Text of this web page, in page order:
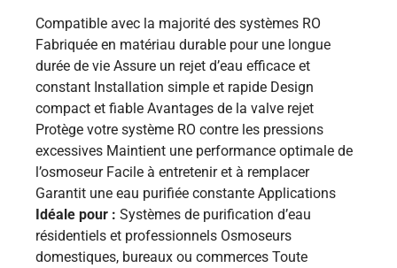
Compatible avec la majorité des systèmes RO
Fabriquée en matériau durable pour une longue
durée de vie Assure un rejet d’eau efficace et
constant Installation simple et rapide Design
compact et fiable Avantages de la valve rejet
Protège votre système RO contre les pressions
excessives Maintient une performance optimale de
l’osmoseur Facile à entretenir et à remplacer
Garantit une eau purifiée constante Applications
Idéale pour : Systèmes de purification d’eau
résidentiels et professionnels Osmoseurs
domestiques, bureaux ou commerces Toute